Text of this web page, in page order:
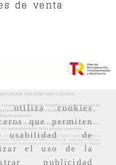
utiliza cookies
que permiten
de
el uso de la
publicidad
de venta